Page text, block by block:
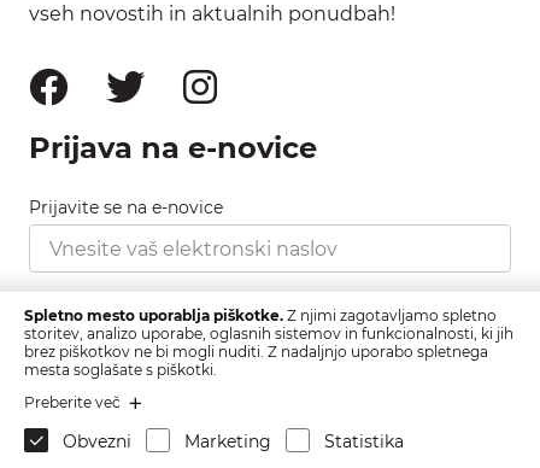
vseh novostih in aktualnih ponudbah!
Prijava na e-novice
Prijavite se na e-novice
Strinjam se s pravilnikom zasebnosti, ki ga najdete
tukaj.
Spletno mesto uporablja piškotke. Z njimi zagotavljamo spletno
storitev, analizo uporabe, oglasnih sistemov in funkcionalnosti, ki jih
brez piškotkov ne bi mogli nuditi. Z nadaljnjo uporabo spletnega
mesta soglašate s piškotki.
Preberite več
Obvezni Marketing Statistika